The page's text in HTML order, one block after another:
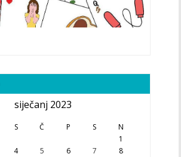
siječanj 2023
S Č P S N
1
4 5 6 7
8